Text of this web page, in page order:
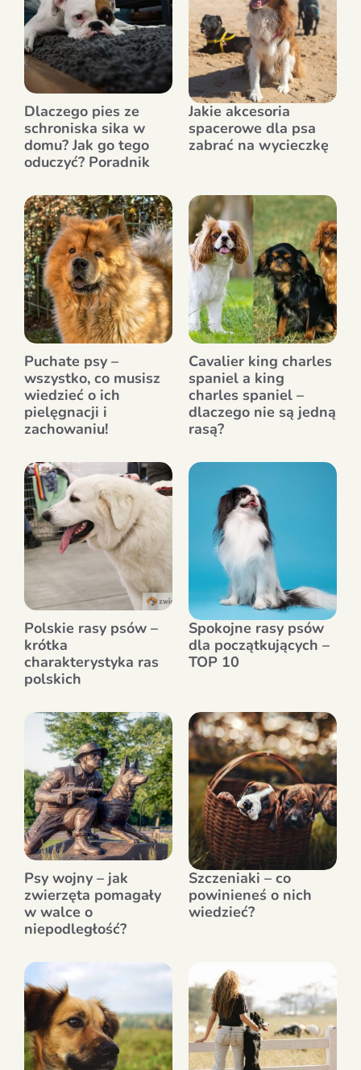
Dlaczego pies ze
schroniska sika w
domu? Jak go tego
oduczyć? Poradnik
Jakie akcesoria
spacerowe dla psa
zabrać na wycieczkę
Puchate psy –
wszystko, co musisz
wiedzieć o ich
pielęgnacji i
zachowaniu!
Cavalier king charles
spaniel a king
charles spaniel –
dlaczego nie są jedną
rasą?
Polskie rasy psów –
krótka
charakterystyka ras
polskich
Spokojne rasy psów
dla początkujących –
TOP 10
Psy wojny – jak
zwierzęta pomagały
w walce o
niepodległość?
Szczeniaki – co
powinieneś o nich
wiedzieć?